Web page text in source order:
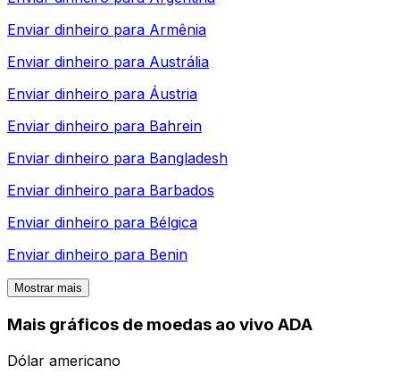
Enviar dinheiro para Armênia
Enviar dinheiro para Austrália
Enviar dinheiro para Áustria
Enviar dinheiro para Bahrein
Enviar dinheiro para Bangladesh
Enviar dinheiro para Barbados
Enviar dinheiro para Bélgica
Enviar dinheiro para Benin
Mostrar mais
Mais gráficos de moedas ao vivo ADA
Dólar americano